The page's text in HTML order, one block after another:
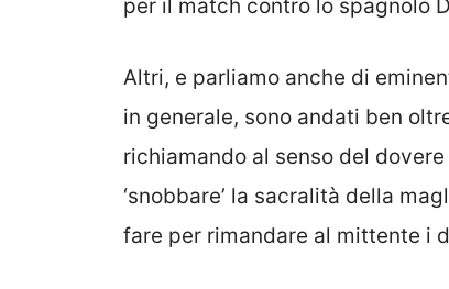
per il match contro lo spagnolo
Altri, e parliamo anche di
in generale, sono andati ben
richiamando al senso del
‘snobbare’ la sacralità della
fare per rimandare al mittente i